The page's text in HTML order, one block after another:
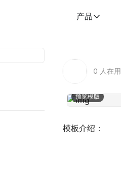
产品
0 人在用
预览模版
模板介绍：